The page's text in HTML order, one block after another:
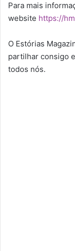
Para mais
website https://
O Estórias
partilhar consigo
todos nós.